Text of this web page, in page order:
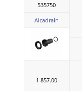
535750
Alcadrain
1 857.00